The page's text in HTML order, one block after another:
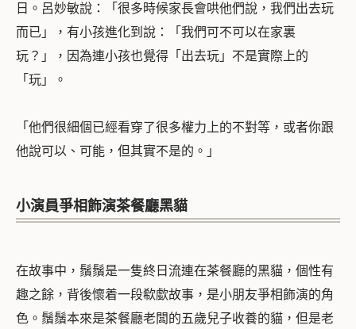
日。呂妙敏說：「 很多時候家長會哄他們說，我們出去玩
而已」，有小孩進化到說：「我們可不可以在家裏
玩？」，因為連小孩也覺得「出去玩」不是實際上的
「玩」。
「他們很細個已經看穿了很多權力上的不對等，或者你跟
他說可以、可能，但其實不是的。」
小演員爭相飾演茶餐廳黑貓
在故事中，鬚鬚是一隻終日流連在茶餐廳的黑貓，個性有
趣之餘，背後懷着一段欷歔故事，是小朋友爭相飾演的角
色。鬚鬚本來是茶餐廳老闆的五歲兒子收養的貓，但是老